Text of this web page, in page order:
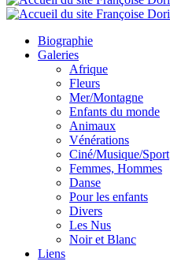
Biographie
Galeries
Afrique
Fleurs
Mer/Montagne
Enfants du monde
Animaux
Vénérations
Ciné/Musique/Sport
Femmes, Hommes
Danse
Pour les enfants
Divers
Les Nus
Noir et Blanc
Liens